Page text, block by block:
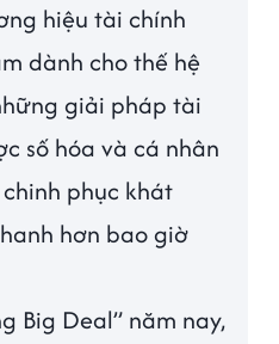
hiệu tài chính
dành cho thế hệ
giải pháp tài
số hóa và cá nhân
phục khát
hơn bao giờ
Big Deal” năm nay,